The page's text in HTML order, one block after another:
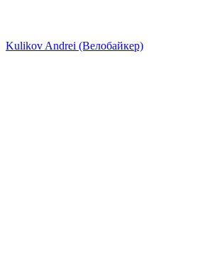
Kulikov Andrei (Велобайкер)